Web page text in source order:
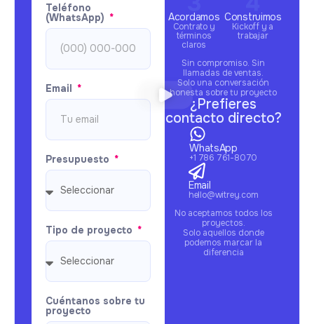
Teléfono
(WhatsApp)
Email
Presupuesto
Tipo de proyecto
Cuéntanos sobre tu
proyecto
Acordamos
Contrato y
términos
claros
Construimos
Kickoff y a
trabajar
Sin compromiso. Sin
llamadas de ventas.
Solo una conversación
honesta sobre tu proyecto
¿Prefieres
contacto directo?
WhatsApp
+1 786 761-8070
Email
hello@witrey.com
No aceptamos todos los
proyectos.
Solo aquellos donde
podemos marcar la
diferencia